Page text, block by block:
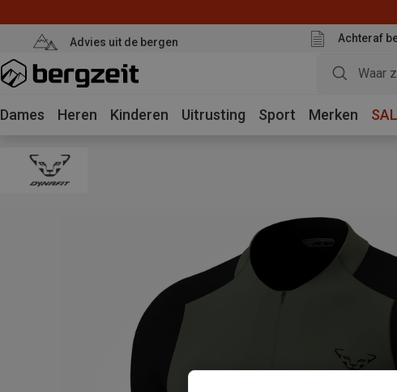
Advies uit de bergen Achteraf
Dames Heren Kinderen Uitrusting Sport Merken